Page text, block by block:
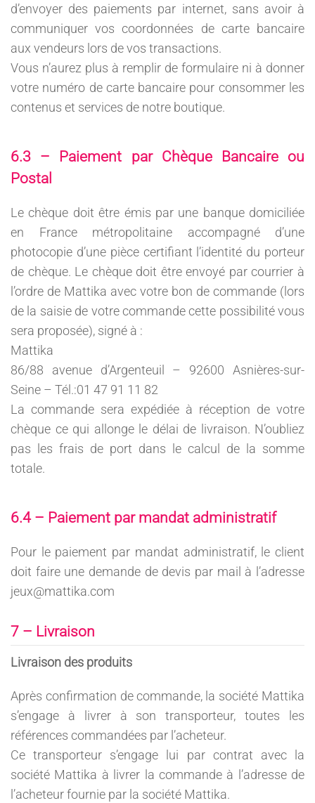
d’envoyer des paiements par internet, sans avoir à
communiquer vos coordonnées de carte bancaire
aux vendeurs lors de vos transactions.
Vous n’aurez plus à remplir de formulaire ni à donner
votre numéro de carte bancaire pour consommer les
contenus et services de notre boutique.
6.3 – Paiement par Chèque Bancaire ou
Postal
Le chèque doit être émis par une banque domiciliée
en France métropolitaine accompagné d’une
photocopie d’une pièce certifiant l’identité du porteur
de chèque. Le chèque doit être envoyé par courrier à
l’ordre de Mattika avec votre bon de commande (lors
de la saisie de votre commande cette possibilité vous
sera proposée), signé à :
Mattika
86/88 avenue d’Argenteuil – 92600 Asnières-sur-
Seine – Tél.:01 47 91 11 82
La commande sera expédiée à réception de votre
chèque ce qui allonge le délai de livraison. N’oubliez
pas les frais de port dans le calcul de la somme
totale.
6.4 – Paiement par mandat administratif
Pour le paiement par mandat administratif, le client
doit faire une demande de devis par mail à l’adresse
jeux@mattika.com
7 – Livraison
Livraison des produits
Après confirmation de commande, la société Mattika
s’engage à livrer à son transporteur, toutes les
références commandées par l’acheteur.
Ce transporteur s’engage lui par contrat avec la
société Mattika à livrer la commande à l’adresse de
l’acheteur fournie par la société Mattika.